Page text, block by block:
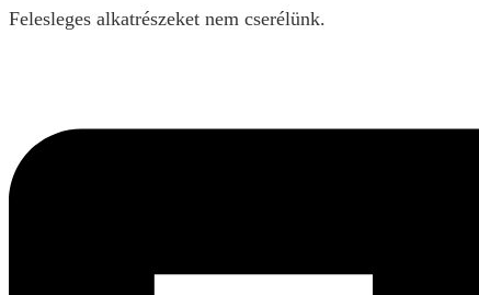
Felesleges alkatrészeket nem cserélünk.